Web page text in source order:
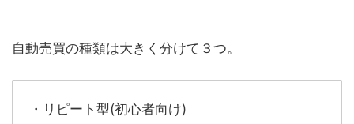
自動売買の種類は大きく分けて３つ。
・リピート型(初心者向け)